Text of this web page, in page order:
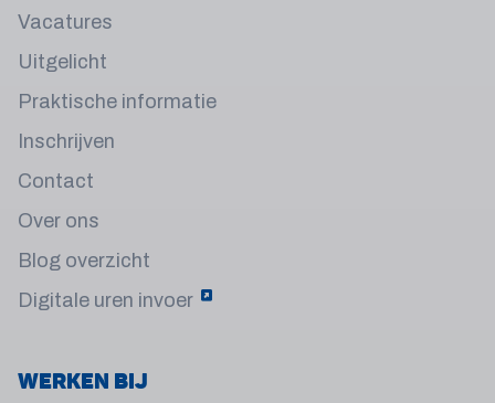
Vacatures
Uitgelicht
Praktische informatie
Inschrijven
Contact
Over ons
Blog overzicht
Digitale uren invoer
Werken bij